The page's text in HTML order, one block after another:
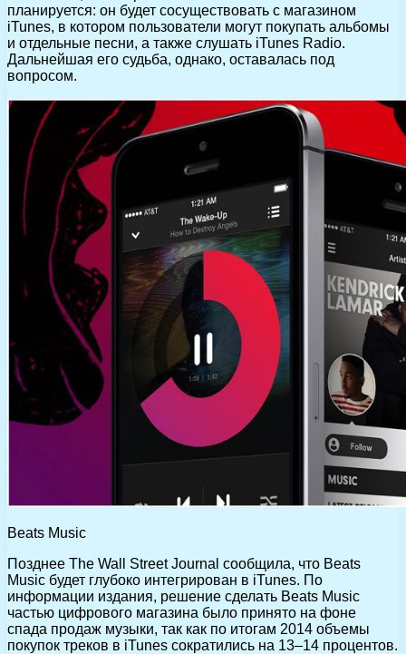
планируется: он будет сосуществовать с магазином
iTunes, в котором пользователи могут покупать альбомы
и отдельные песни, а также слушать iTunes Radio.
Дальнейшая его судьба, однако, оставалась под
вопросом.
Beats Music
Позднее The Wall Street Journal сообщила, что Beats
Music будет глубоко интегрирован в iTunes. По
информации издания, решение сделать Beats Music
частью цифрового магазина было принято на фоне
спада продаж музыки, так как по итогам 2014 объемы
покупок треков в iTunes сократились на 13–14 процентов.